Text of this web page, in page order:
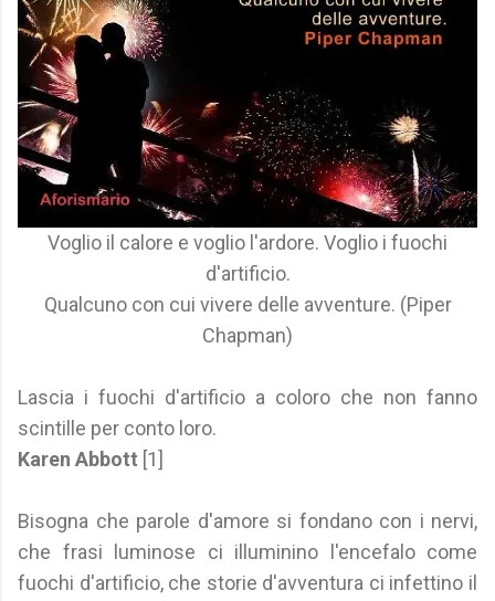
Voglio il calore e voglio l'ardore. Voglio i fuochi
d'artificio.
Qualcuno con cui vivere delle avventure. (Piper
Chapman)
Lascia i fuochi d'artificio a coloro che non fanno
scintille per conto loro.
Karen Abbott [1]
Bisogna che parole d'amore si fondano con i nervi,
che frasi luminose ci illuminino l'encefalo come
fuochi d'artificio, che storie d'avventura ci infettino il